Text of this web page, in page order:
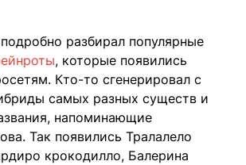
разбирал популярные
, которые появились
Кто-то сгенерировал с
самых разных существ и
напоминающие
Так появились Тралалело
крокодилло, Балерина